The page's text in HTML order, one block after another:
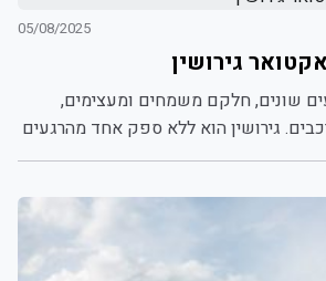
05/08/2025
גירושין
שונים, חלקם משמחים ומעצימים,
גירושין הוא ללא ספק אחד מהרגעים